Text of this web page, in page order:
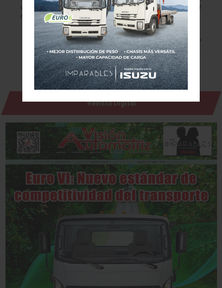
ciudad de Mérida, y se convierte en el primer distribuidor
con este formato de la marca coreana, en el…
Leer más »
Revista Digital